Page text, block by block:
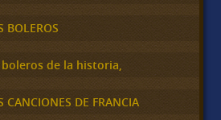
BOLEROS
de la historia,
CANCIONES DE FRANCIA